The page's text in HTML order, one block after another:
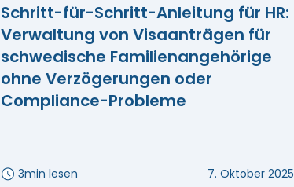
Schritt-für-Schritt-Anleitung für HR:
Verwaltung von Visaanträgen für
schwedische Familienangehörige
ohne Verzögerungen oder
Compliance-Probleme
3min lesen 7. Oktober 2025